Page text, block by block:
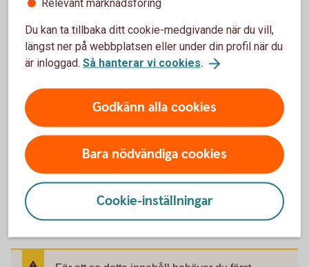
Frågor om försäkring, spärra kortet? Ett nummer för
alla frågor gällande Mastercard Platinum.
vardagar 9.00-18.00.
Platinumservice
Trygghetstjänster för Mastercard Platinum
(platinumservice.se)
Relevant marknadsföring
Du kan ta tillbaka ditt cookie-medgivande när du vill,
längst ner på webbplatsen eller under din profil när du
är inloggad. Så hanterar vi cookies.
Godkänn alla cookies
Bara nödvändiga cookies
Cookie-inställningar